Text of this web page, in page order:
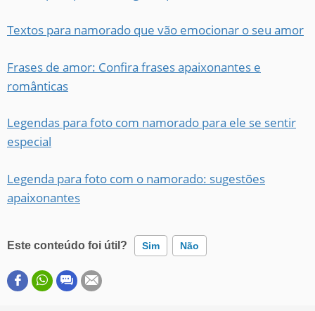
Textos para namorado que vão emocionar o seu amor
Frases de amor: Confira frases apaixonantes e
românticas
Legendas para foto com namorado para ele se sentir
especial
Legenda para foto com o namorado: sugestões
apaixonantes
Este conteúdo foi útil? Sim Não
Este conteúdo contém informação incorreta